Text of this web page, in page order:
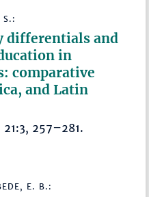
S.:
differentials and
in
comparative
and Latin
257–281.
E. B.: